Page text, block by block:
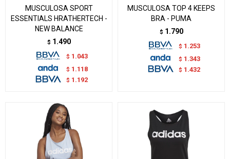
MUSCULOSA SPORT
ESSENTIALS HRATHERTECH -
NEW BALANCE
$ 1.490
$ 1.043
$ 1.118
$ 1.192
MUSCULOSA TOP 4 KEEPS
BRA - PUMA
$ 1.790
$ 1.253
$ 1.343
$ 1.432